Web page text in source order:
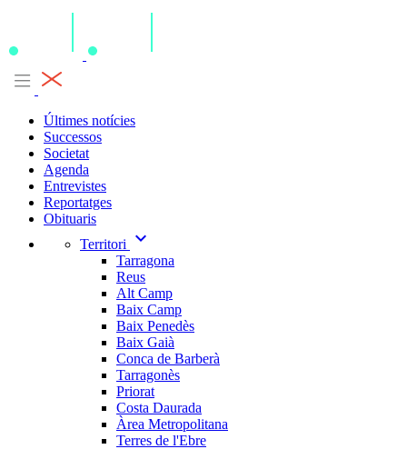
Últimes notícies
Successos
Societat
Agenda
Entrevistes
Reportatges
Obituaris
Territori
expand_more
Tarragona
Reus
Alt Camp
Baix Camp
Baix Penedès
Baix Gaià
Conca de Barberà
Tarragonès
Priorat
Costa Daurada
Àrea Metropolitana
Terres de l'Ebre